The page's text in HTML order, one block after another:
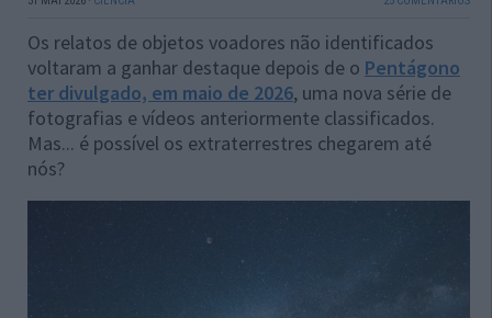
Os relatos de objetos voadores não identificados
voltaram a ganhar destaque depois de o Pentágono
ter divulgado, em maio de 2026, uma nova série de
fotografias e vídeos anteriormente classificados.
Mas... é possível os extraterrestres chegarem até
nós?